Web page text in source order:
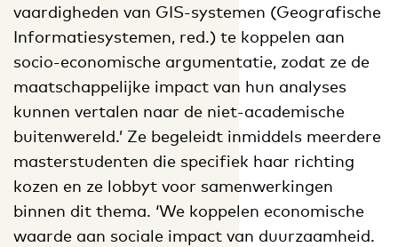
vaardigheden van GIS-systemen (Geografische
Informatiesystemen, red.) te koppelen aan
socio-economische argumentatie, zodat ze de
maatschappelijke impact van hun analyses
kunnen vertalen naar de niet-academische
buitenwereld.’ Ze begeleidt inmiddels meerdere
masterstudenten die specifiek haar richting
kozen en ze lobbyt voor samenwerkingen
binnen dit thema. ‘We koppelen economische
waarde aan sociale impact van duurzaamheid.